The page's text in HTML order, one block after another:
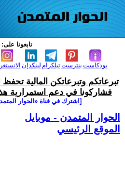
تابعونا على:
لينكدإن تيلكرامبنترست بودكاست
تبرعاتكم وتبرعاتكن المالية تحفظ
فشاركونا في دعم استمرارية
[اشترك في قناة ‫«الحوار
الحوار المتمدن - موبايل
الموقع الرئيسي